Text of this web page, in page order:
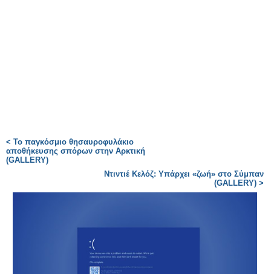
< Το παγκόσμιο θησαυροφυλάκιο
αποθήκευσης σπόρων στην Αρκτική
(GALLERY)
Ντιντιέ Κελόζ: Υπάρχει «ζωή» στο Σύμπαν
(GALLERY) >